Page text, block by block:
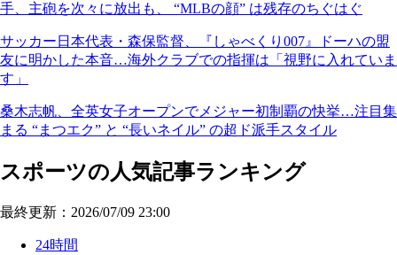
手、主砲を次々に放出も、 “MLBの顔” は残存のちぐはぐ
サッカー日本代表・森保監督、『しゃべくり007』ドーハの盟
友に明かした本音…海外クラブでの指揮は「視野に入れていま
す」
桑木志帆、全英女子オープンでメジャー初制覇の快挙…注目集
まる “まつエク” と “長いネイル” の超ド派手スタイル
スポーツの人気記事ランキング
最終更新：2026/07/09 23:00
24時間